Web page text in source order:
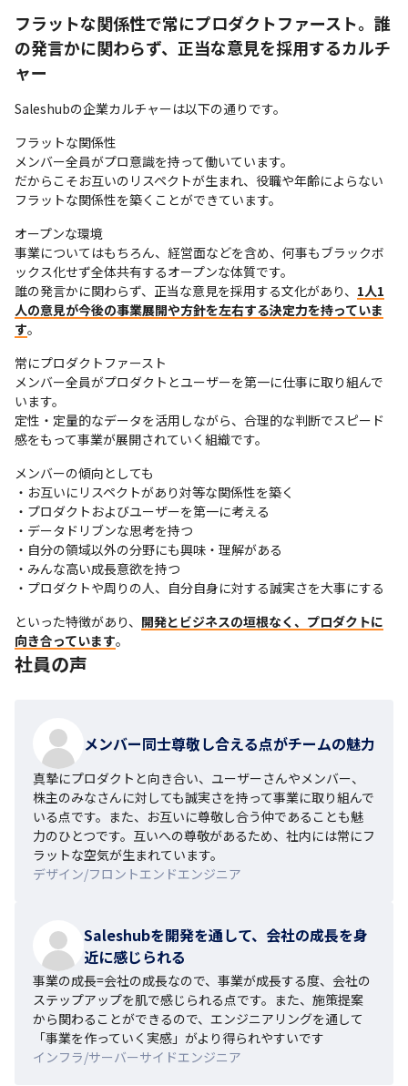
フラットな関係性で常にプロダクトファースト。誰
の発言かに関わらず、正当な意見を採用するカルチ
ャー
Saleshubの企業カルチャーは以下の通りです。
フラットな関係性
メンバー全員がプロ意識を持って働いています。
だからこそお互いのリスペクトが生まれ、役職や年齢によらない
フラットな関係性を築くことができています。
オープンな環境
事業についてはもちろん、経営面などを含め、何事もブラックボ
ックス化せず全体共有するオープンな体質です。
誰の発言かに関わらず、正当な意見を採用する文化があり、 1人1
人の意見が今後の事業展開や方針を左右する決定力を持っていま
す。
常にプロダクトファースト
メンバー全員がプロダクトとユーザーを第一に仕事に取り組んで
います。
定性・定量的なデータを活用しながら、合理的な判断でスピード
感をもって事業が展開されていく組織です。
メンバーの傾向としても
・お互いにリスペクトがあり対等な関係性を築く
・プロダクトおよびユーザーを第一に考える
・データドリブンな思考を持つ
・自分の領域以外の分野にも興味・理解がある
・みんな高い成長意欲を持つ
・プロダクトや周りの人、自分自身に対する誠実さを大事にする
といった特徴があり、 開発とビジネスの垣根なく、プロダクトに
向き合っています。
社員の声
メンバー同士尊敬し合える点がチームの魅力
真摯にプロダクトと向き合い、ユーザーさんやメンバー、
株主のみなさんに対しても誠実さを持って事業に取り組んで
いる点です。また、お互いに尊敬し合う仲であることも魅
力のひとつです。互いへの尊敬があるため、社内には常にフ
ラットな空気が生まれています。
デザイン/フロントエンドエンジニア
Saleshubを開発を通して、会社の成長を身
近に感じられる
事業の成長=会社の成長なので、事業が成長する度、会社の
ステップアップを肌で感じられる点です。また、施策提案
から関わることができるので、エンジニアリングを通して
「事業を作っていく実感」がより得られやすいです
インフラ/サーバーサイドエンジニア